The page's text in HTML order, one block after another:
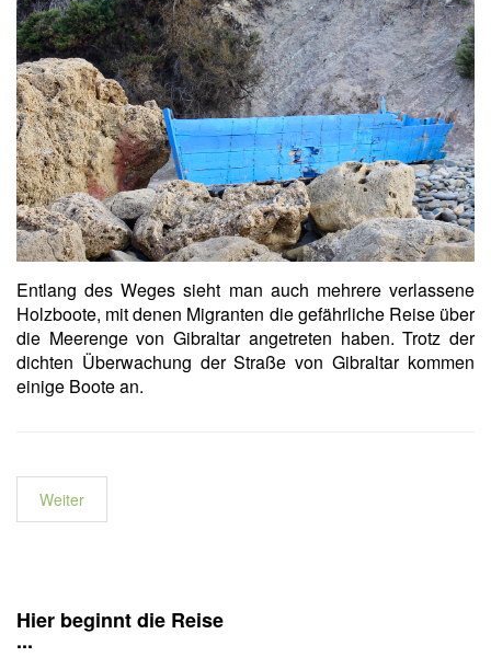
Entlang des Weges sieht man auch mehrere verlassene
Holzboote, mit denen Migranten die gefährliche Reise über
die Meerenge von Gibraltar angetreten haben. Trotz der
dichten Überwachung der Straße von Gibraltar kommen
einige Boote an.
Weiter
Hier beginnt die Reise
...